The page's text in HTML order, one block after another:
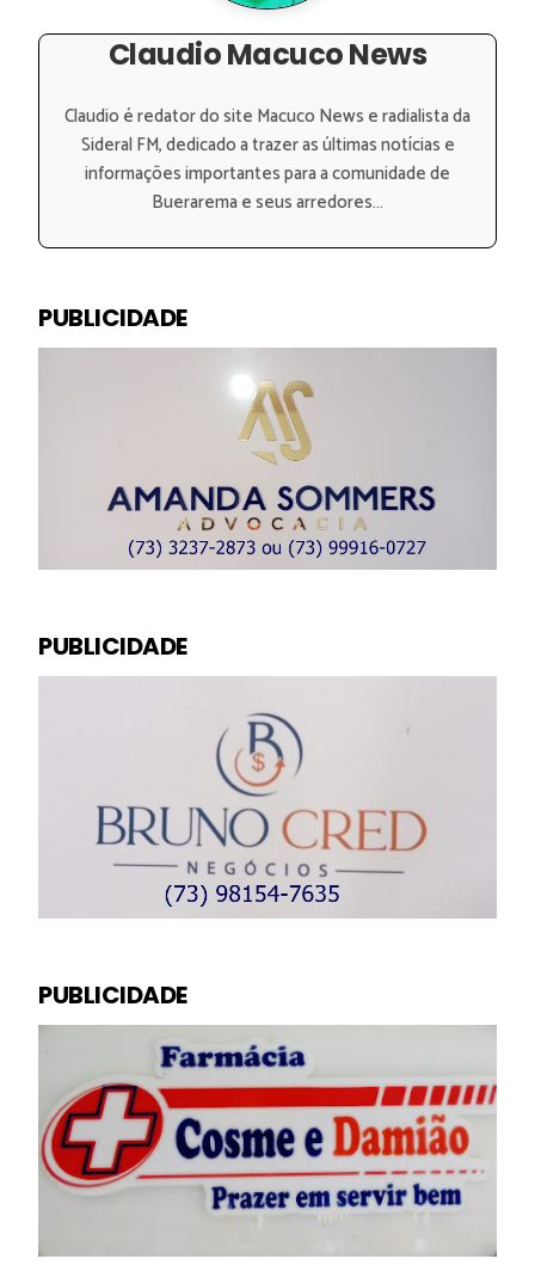
Claudio Macuco News
Claudio é redator do site Macuco News e radialista da
Sideral FM, dedicado a trazer as últimas notícias e
informações importantes para a comunidade de
Buerarema e seus arredores...
PUBLICIDADE
PUBLICIDADE
PUBLICIDADE